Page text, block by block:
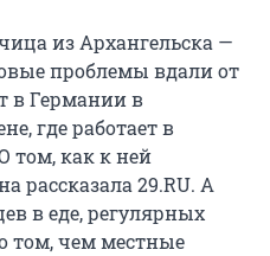
из Архангельска —
проблемы вдали от
в Германии в
где работает в
том, как к ней
рассказала 29.RU. А
в еде, регулярных
том, чем местные